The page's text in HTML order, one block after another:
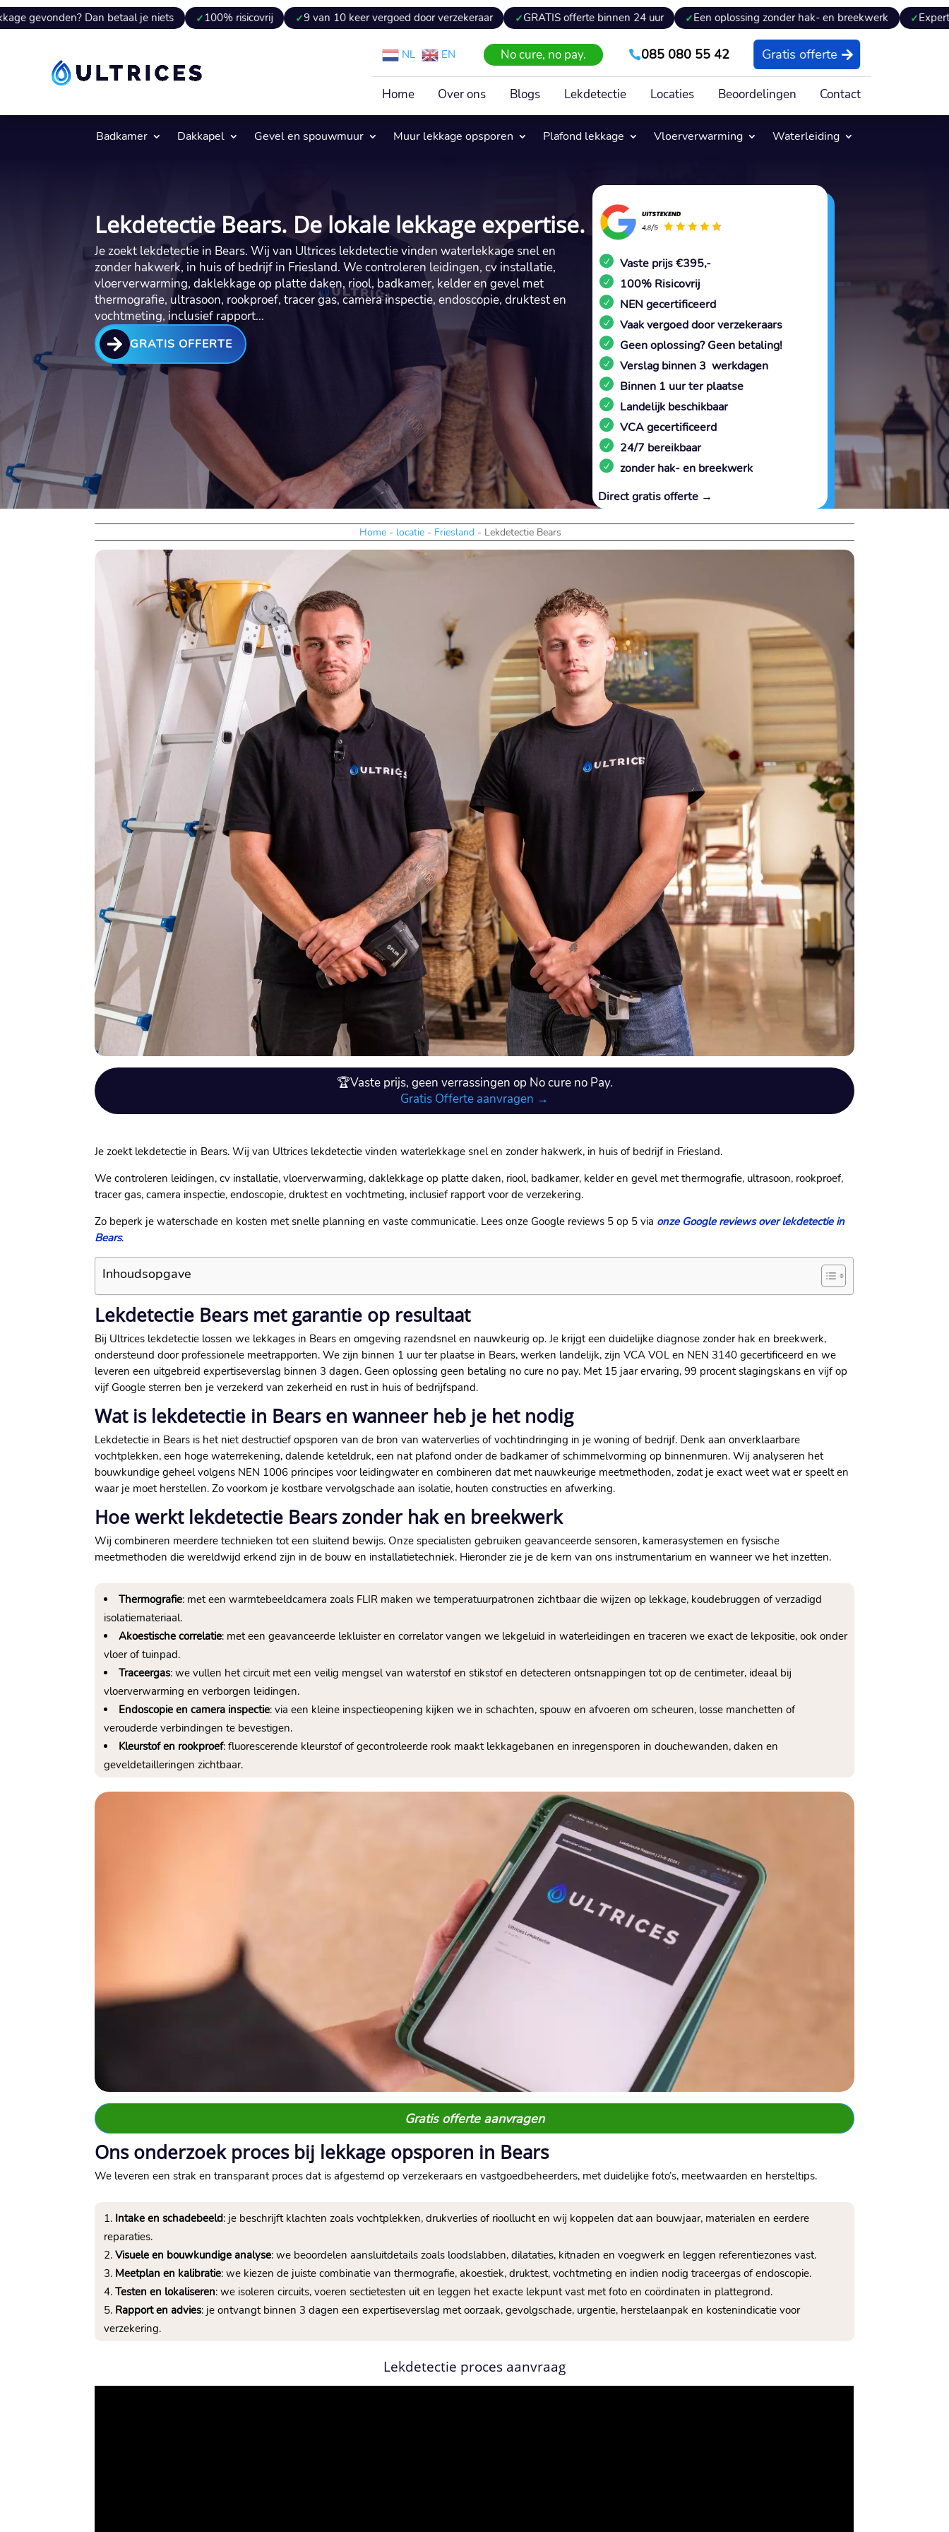
Dan betaal je niets 100% risicovrij 9 van 10 keer vergoed door verzekeraar GRATIS offerte binnen 24 uur Een oplossing zonder hak- en breekwerk Expertiseverslag
NL EN No cure, no pay. 085 080 55 42 Gratis offerte
Home Over ons Blogs Lekdetectie Locaties Beoordelingen Contact
Badkamer Dakkapel Gevel en spouwmuur Muur lekkage opsporen Plafond lekkage Vloerverwarming Waterleiding
Lekdetectie Bears. De lokale lekkage expertise.
Je zoekt lekdetectie in Bears.​ Wij van Ultrices lekdetectie vinden waterlekkage snel en
zonder hakwerk, in huis of bedrijf in Friesland.​ We controleren leidingen, cv installatie,
vloerverwarming, daklekkage op platte daken, riool, badkamer, kelder en gevel met
thermografie, ultrasoon, rookproef, tracer gas, camera inspectie, endoscopie, druktest en
vochtmeting, inclusief rapport…
 GRATIS OFFERTE
Vaste prijs €395,-
100% Risicovrij
NEN gecertificeerd
Vaak vergoed door verzekeraars
Geen oplossing? Geen betaling!
Verslag binnen 3 werkdagen
Binnen 1 uur ter plaatse
Landelijk beschikbaar
VCA gecertificeerd
24/7 bereikbaar
zonder hak- en breekwerk
Direct gratis offerte →
Home - locatie - Friesland - Lekdetectie Bears
🏆Vaste prijs, geen verrassingen op No cure no Pay.
Gratis Offerte aanvragen →
Je zoekt lekdetectie in Bears.​ Wij van Ultrices lekdetectie vinden waterlekkage snel en zonder hakwerk, in huis of bedrijf in Friesland.​
We controleren leidingen, cv installatie, vloerverwarming, daklekkage op platte daken, riool, badkamer, kelder en gevel met thermografie, ultrasoon, rookproef,
tracer gas, camera inspectie, endoscopie, druktest en vochtmeting, inclusief rapport voor de verzekering.​
Zo beperk je waterschade en kosten met snelle planning en vaste communicatie.​ Lees onze Google reviews 5 op 5 via onze Google reviews over lekdetectie in
Bears.​
Inhoudsopgave
Lekdetectie Bears met garantie op resultaat
Bij Ultrices lekdetectie lossen we lekkages in Bears en omgeving razendsnel en nauwkeurig op.​ Je krijgt een duidelijke diagnose zonder hak en breekwerk,
ondersteund door professionele meetrapporten.​ We zijn binnen 1 uur ter plaatse in Bears, werken landelijk, zijn VCA VOL en NEN 3140 gecertificeerd en we
leveren een uitgebreid expertiseverslag binnen 3 dagen.​ Geen oplossing geen betaling no cure no pay.​ Met 15 jaar ervaring, 99 procent slagingskans en vijf op
vijf Google sterren ben je verzekerd van zekerheid en rust in huis of bedrijfspand.​
Wat is lekdetectie in Bears en wanneer heb je het nodig
Lekdetectie in Bears is het niet destructief opsporen van de bron van waterverlies of vochtindringing in je woning of bedrijf.​ Denk aan onverklaarbare
vochtplekken, een hoge waterrekening, dalende keteldruk, een nat plafond onder de badkamer of schimmelvorming op binnenmuren.​ Wij analyseren het
bouwkundige geheel volgens NEN 1006 principes voor leidingwater en combineren dat met nauwkeurige meetmethoden, zodat je exact weet wat er speelt en
waar je moet herstellen.​ Zo voorkom je kostbare vervolgschade aan isolatie, houten constructies en afwerking.​
Hoe werkt lekdetectie Bears zonder hak en breekwerk
Wij combineren meerdere technieken tot een sluitend bewijs.​ Onze specialisten gebruiken geavanceerde sensoren, kamerasystemen en fysische
meetmethoden die wereldwijd erkend zijn in de bouw en installatietechniek.​ Hieronder zie je de kern van ons instrumentarium en wanneer we het inzetten.​
Thermografie: met een warmtebeeldcamera zoals FLIR maken we temperatuurpatronen zichtbaar die wijzen op lekkage, koudebruggen of verzadigd
isolatiemateriaal.​
Akoestische correlatie: met een geavanceerde lekluister en correlator vangen we lekgeluid in waterleidingen en traceren we exact de lekpositie, ook onder
vloer of tuinpad.​
Traceergas: we vullen het circuit met een veilig mengsel van waterstof en stikstof en detecteren ontsnappingen tot op de centimeter, ideaal bij
vloerverwarming en verborgen leidingen.​
Endoscopie en camera inspectie: via een kleine inspectieopening kijken we in schachten, spouw en afvoeren om scheuren, losse manchetten of
verouderde verbindingen te bevestigen.​
Kleurstof en rookproef: fluorescerende kleurstof of gecontroleerde rook maakt lekkagebanen en inregensporen in douchewanden, daken en
geveldetailleringen zichtbaar.​
Gratis offerte aanvragen
Ons onderzoek proces bij lekkage opsporen in Bears
We leveren een strak en transparant proces dat is afgestemd op verzekeraars en vastgoedbeheerders, met duidelijke foto’s, meetwaarden en hersteltips.​
Intake en schadebeeld: je beschrijft klachten zoals vochtplekken, drukverlies of rioollucht en wij koppelen dat aan bouwjaar, materialen en eerdere
reparaties.​
Visuele en bouwkundige analyse: we beoordelen aansluitdetails zoals loodslabben, dilataties, kitnaden en voegwerk en leggen referentiezones vast.​
Meetplan en kalibratie: we kiezen de juiste combinatie van thermografie, akoestiek, druktest, vochtmeting en indien nodig traceergas of endoscopie.​
Testen en lokaliseren: we isoleren circuits, voeren sectietesten uit en leggen het exacte lekpunt vast met foto en coördinaten in plattegrond.​
Rapport en advies: je ontvangt binnen 3 dagen een expertiseverslag met oorzaak, gevolgschade, urgentie, herstelaanpak en kostenindicatie voor
verzekering.​
Lekdetectie proces aanvraag